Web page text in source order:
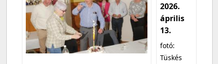
2026.
április
13.
fotó:
Tüskés